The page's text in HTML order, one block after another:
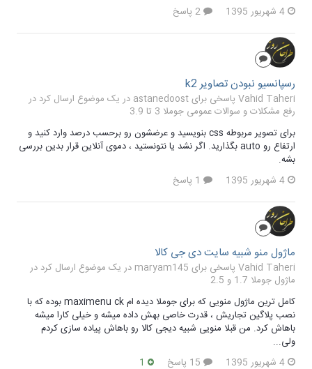
4 شهریور 1395
رسپانسیو نبودن تصاویر k2
Vahid Taheri پاسخی برای astanedoost در یک موضوع ارسال کرد در
رفع مشکلات و سوالات عمومی جوملا 3 تا 3.9
برای تصویر مربوطه css بنویسید و عرضشون رو برحسب درصد وارد کنید و
ارتفاع رو auto بگذارید. اگر نشد یا نتونستید ، دموی آنلاین قرار بدین بررسی
بشه.
4 شهریور 1395
ماژول منو شبیه سایت دی جی کالا
Vahid Taheri پاسخی برای maryam145 در یک موضوع ارسال کرد در
ماژول جوملا 1.7 و 2.5
کامل ترین ماژول منویی که برای جوملا دیده ام maximenu ck بوده که با
نصب پلاگین تجاریش ، قدرت خاصی بهش داده میشه و خیلی کارا میشه
باهاش کرد. من قبلا منویی شبیه دیجی کالا رو باهاش پیاده سازی کردم
ولی...
4 شهریور 1395